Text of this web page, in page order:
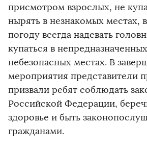
присмотром взрослых, не
нырять в незнакомых местах,
погоду всегда надевать
купаться в
небезопасных местах. В
мероприятия представители
призвали ребят соблюдать
Российской Федерации,
здоровье и быть
гражданами.